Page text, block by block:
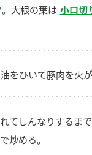
。大根の葉は 小口切
をひいて豚肉を火が
てしんなりするま
炒める。